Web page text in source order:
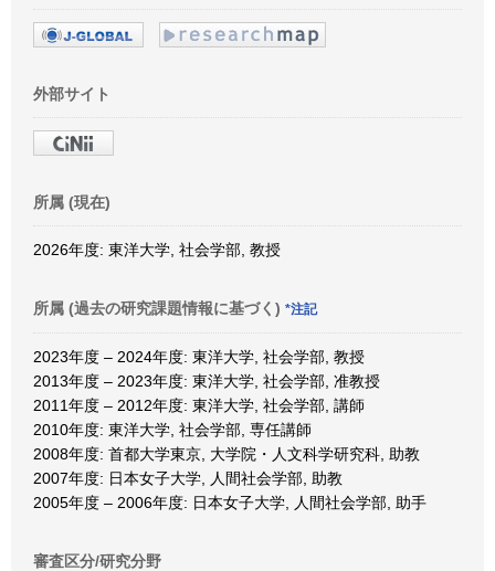
外部サイト
所属 (現在)
2026年度: 東洋大学, 社会学部, 教授
所属 (過去の研究課題情報に基づく) *注記
2023年度 – 2024年度: 東洋大学, 社会学部, 教授
2013年度 – 2023年度: 東洋大学, 社会学部, 准教授
2011年度 – 2012年度: 東洋大学, 社会学部, 講師
2010年度: 東洋大学, 社会学部, 専任講師
2008年度: 首都大学東京, 大学院・人文科学研究科, 助教
2007年度: 日本女子大学, 人間社会学部, 助教
2005年度 – 2006年度: 日本女子大学, 人間社会学部, 助手
審査区分/研究分野